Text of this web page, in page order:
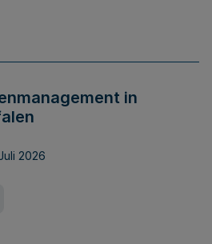
in
2026